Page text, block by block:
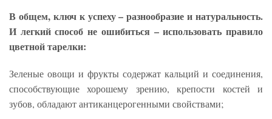
В общем, ключ к успеху – разнообразие и натуральность.
И легкий способ не ошибиться – использовать правило
цветной тарелки:
Зеленые овощи и фрукты содержат кальций и соединения,
способствующие хорошему зрению, крепости костей и
зубов, обладают антиканцерогенными свойствами;